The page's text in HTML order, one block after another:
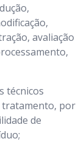
avaliação
técnicos
tratamento, por
de